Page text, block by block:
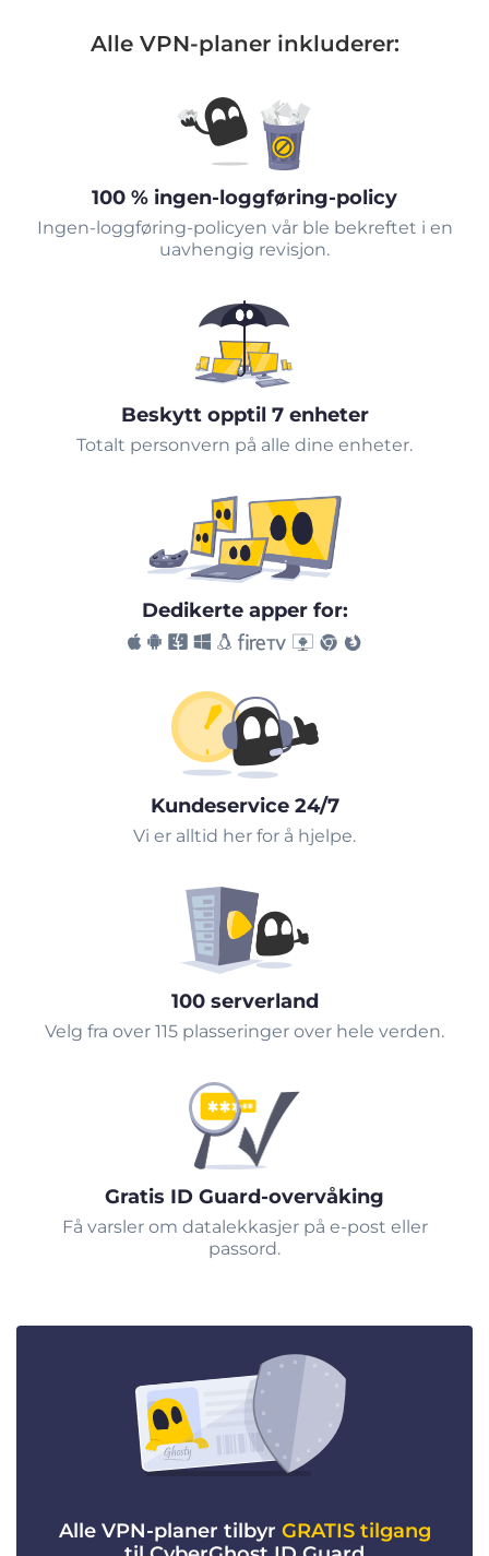
Alle VPN-planer inkluderer:
100 % ingen-loggføring-policy
Ingen-loggføring-policyen vår ble bekreftet i en
uavhengig revisjon.
Beskytt opptil 7 enheter
Totalt personvern på alle dine enheter.
Dedikerte apper for:
Kundeservice 24/7
Vi er alltid her for å hjelpe.
100 serverland
Velg fra over 115 plasseringer over hele verden.
Gratis ID Guard-overvåking
Få varsler om datalekkasjer på e-post eller
passord.
Alle VPN-planer tilbyr GRATIS tilgang